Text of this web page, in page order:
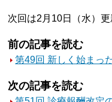
次回は2月10日（水）更
前の記事を読む
第49回 新しく始まっ
次の記事を読む